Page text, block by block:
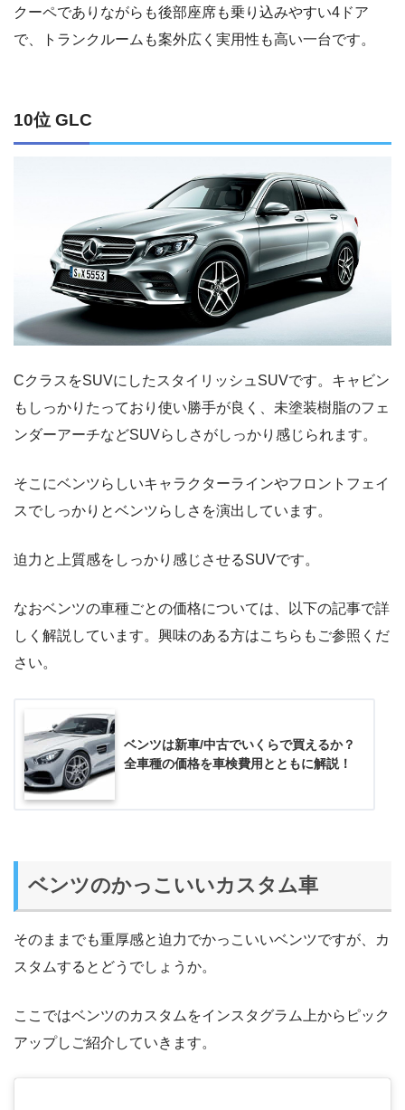
クーペでありながらも後部座席も乗り込みやすい4ドア
で、トランクルームも案外広く実用性も高い一台です。
10位 GLC
CクラスをSUVにしたスタイリッシュSUVです。キャビン
もしっかりたっており使い勝手が良く、未塗装樹脂のフェ
ンダーアーチなどSUVらしさがしっかり感じられます。
そこにベンツらしいキャラクターラインやフロントフェイ
スでしっかりとベンツらしさを演出しています。
迫力と上質感をしっかり感じさせるSUVです。
なおベンツの車種ごとの価格については、以下の記事で詳
しく解説しています。興味のある方はこちらもご参照くだ
さい。
ベンツは新車/中古でいくらで買えるか？
全車種の価格を車検費用とともに解説！
ベンツのかっこいいカスタム車
そのままでも重厚感と迫力でかっこいいベンツですが、カ
スタムするとどうでしょうか。
ここではベンツのカスタムをインスタグラム上からピック
アップしご紹介していきます。